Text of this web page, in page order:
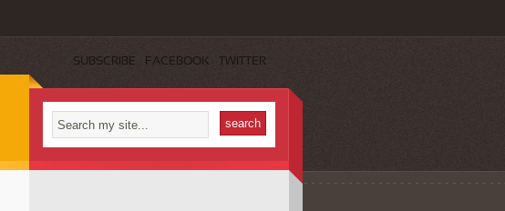
SUBSCRIBE FACEBOOK TWITTER